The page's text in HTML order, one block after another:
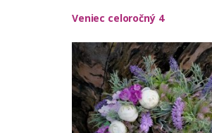
Veniec celoročný 4